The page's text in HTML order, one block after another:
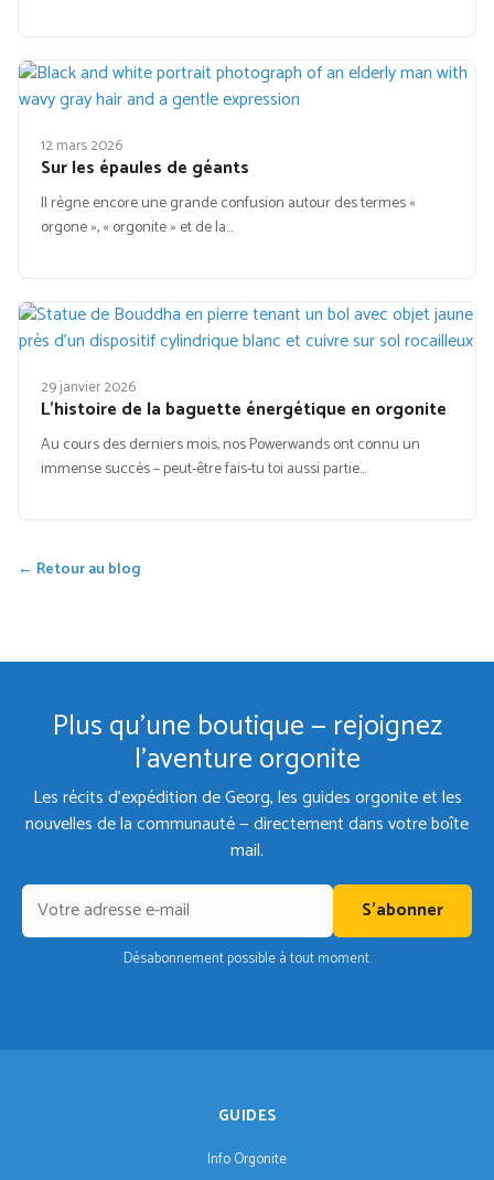
12 mars 2026
Sur les épaules de géants
Il règne encore une grande confusion autour des termes «
orgone », « orgonite » et de la…
29 janvier 2026
L’histoire de la baguette énergétique en orgonite
Au cours des derniers mois, nos Powerwands ont connu un
immense succès – peut-être fais-tu toi aussi partie…
← Retour au blog
Plus qu'une boutique — rejoignez
l'aventure orgonite
Les récits d'expédition de Georg, les guides orgonite et les
nouvelles de la communauté — directement dans votre boîte
mail.
S'abonner
Désabonnement possible à tout moment.
GUIDES
Info Orgonite